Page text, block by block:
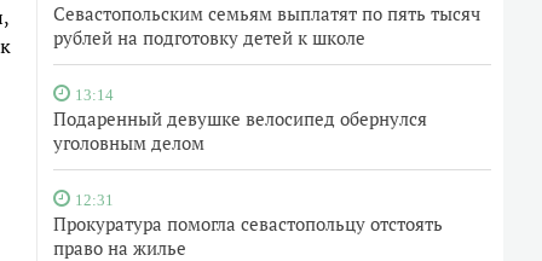
Севастопольским семьям выплатят по пять тысяч
рублей на подготовку детей к школе
13:14
Подаренный девушке велосипед обернулся
уголовным делом
12:31
Прокуратура помогла севастопольцу отстоять
право на жилье